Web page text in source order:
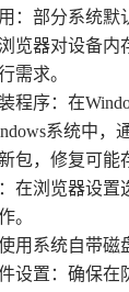
：部分系统默
览器对设备
需求。
程序：在
系统中，
包，修复可能
在浏览器设
。
用系统自带
设置：确保在